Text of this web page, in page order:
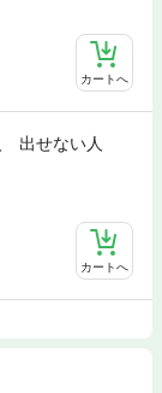
カートへ
出せない人
カートへ